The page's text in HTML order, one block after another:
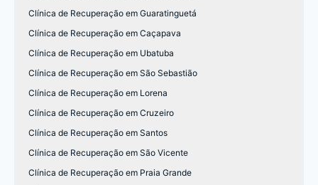
Clínica de Recuperação em Guaratinguetá
Clínica de Recuperação em Caçapava
Clínica de Recuperação em Ubatuba
Clínica de Recuperação em São Sebastião
Clínica de Recuperação em Lorena
Clínica de Recuperação em Cruzeiro
Clínica de Recuperação em Santos
Clínica de Recuperação em São Vicente
Clínica de Recuperação em Praia Grande